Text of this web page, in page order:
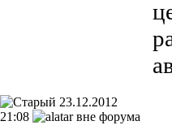
23.12.2012
21:08